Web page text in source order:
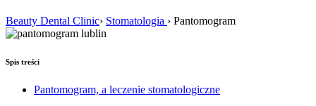
Beauty Dental Clinic› Stomatologia › Pantomogram
Spis treści
Pantomogram, a leczenie stomatologiczne